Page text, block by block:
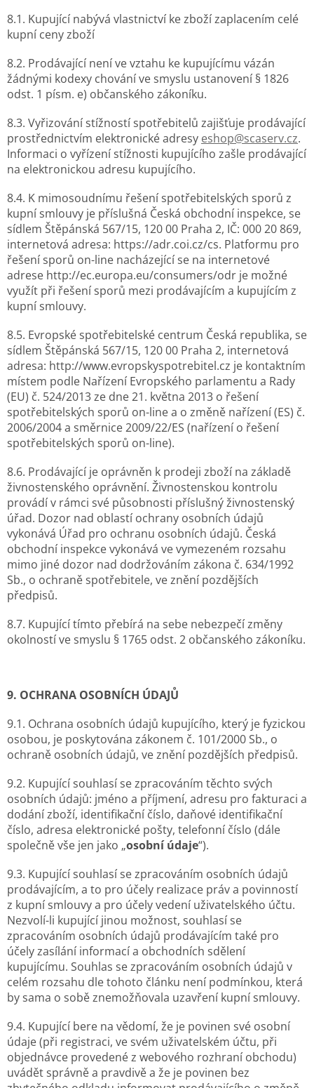
8.1. Kupující nabývá vlastnictví ke zboží zaplacením celé
kupní ceny zboží
8.2. Prodávající není ve vztahu ke kupujícímu vázán
žádnými kodexy chování ve smyslu ustanovení § 1826
odst. 1 písm. e) občanského zákoníku.
8.3. Vyřizování stížností spotřebitelů zajišťuje prodávající
prostřednictvím elektronické adresy eshop@scaserv.cz.
Informaci o vyřízení stížnosti kupujícího zašle prodávající
na elektronickou adresu kupujícího.
8.4. K mimosoudnímu řešení spotřebitelských sporů z
kupní smlouvy je příslušná Česká obchodní inspekce, se
sídlem Štěpánská 567/15, 120 00 Praha 2, IČ: 000 20 869,
internetová adresa: https://adr.coi.cz/cs. Platformu pro
řešení sporů on-line nacházející se na internetové
adrese http://ec.europa.eu/consumers/odr je možné
využít při řešení sporů mezi prodávajícím a kupujícím z
kupní smlouvy.
8.5. Evropské spotřebitelské centrum Česká republika, se
sídlem Štěpánská 567/15, 120 00 Praha 2, internetová
adresa: http://www.evropskyspotrebitel.cz je kontaktním
místem podle Nařízení Evropského parlamentu a Rady
(EU) č. 524/2013 ze dne 21. května 2013 o řešení
spotřebitelských sporů on-line a o změně nařízení (ES) č.
2006/2004 a směrnice 2009/22/ES (nařízení o řešení
spotřebitelských sporů on-line).
8.6. Prodávající je oprávněn k prodeji zboží na základě
živnostenského oprávnění. Živnostenskou kontrolu
provádí v rámci své působnosti příslušný živnostenský
úřad. Dozor nad oblastí ochrany osobních údajů
vykonává Úřad pro ochranu osobních údajů. Česká
obchodní inspekce vykonává ve vymezeném rozsahu
mimo jiné dozor nad dodržováním zákona č. 634/1992
Sb., o ochraně spotřebitele, ve znění pozdějších
předpisů.
8.7. Kupující tímto přebírá na sebe nebezpečí změny
okolností ve smyslu § 1765 odst. 2 občanského zákoníku.
9. OCHRANA OSOBNÍCH ÚDAJŮ
9.1. Ochrana osobních údajů kupujícího, který je fyzickou
osobou, je poskytována zákonem č. 101/2000 Sb., o
ochraně osobních údajů, ve znění pozdějších předpisů.
9.2. Kupující souhlasí se zpracováním těchto svých
osobních údajů: jméno a příjmení, adresu pro fakturaci a
dodání zboží, identifikační číslo, daňové identifikační
číslo, adresa elektronické pošty, telefonní číslo (dále
společně vše jen jako „osobní údaje“).
9.3. Kupující souhlasí se zpracováním osobních údajů
prodávajícím, a to pro účely realizace práv a povinností
z kupní smlouvy a pro účely vedení uživatelského účtu.
Nezvolí-li kupující jinou možnost, souhlasí se
zpracováním osobních údajů prodávajícím také pro
účely zasílání informací a obchodních sdělení
kupujícímu. Souhlas se zpracováním osobních údajů v
celém rozsahu dle tohoto článku není podmínkou, která
by sama o sobě znemožňovala uzavření kupní smlouvy.
9.4. Kupující bere na vědomí, že je povinen své osobní
údaje (při registraci, ve svém uživatelském účtu, při
objednávce provedené z webového rozhraní obchodu)
uvádět správně a pravdivě a že je povinen bez